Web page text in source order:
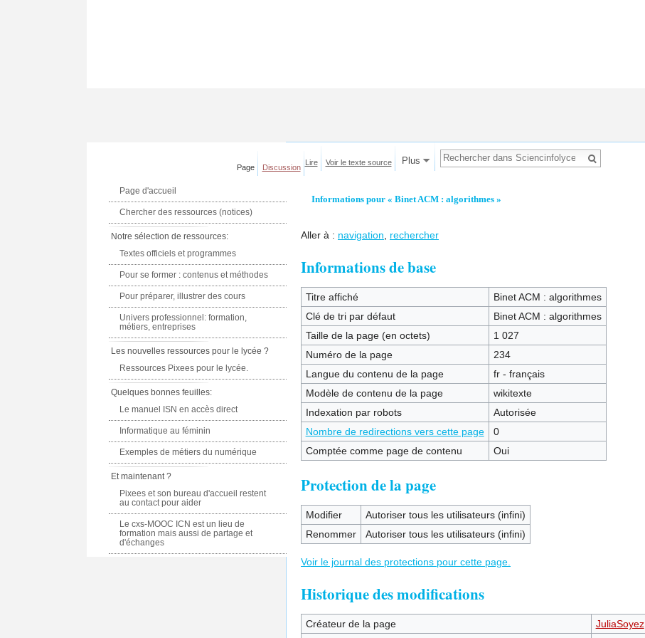
Informations pour « Binet ACM : algorithmes »
Aller à : navigation rechercher
Informations de base
Titre affiché
Binet ACM : algorithmes
Clé de tri par défaut
Binet ACM : algorithmes
Taille de la page (en octets)
1 027
Numéro de la page
234
Langue du contenu de la page
fr - français
Modèle de contenu de la page
wikitexte
Indexation par robots
Autorisée
Nombre de redirections vers cette page
0
Comptée comme page de contenu
Oui
Protection de la page
Modifier
Autoriser tous les utilisateurs (infini)
Renommer
Autoriser tous les utilisateurs (infini)
Voir le journal des protections pour cette page.
Historique des modifications
Créateur de la page JuliaSoyez
Page Discussion
Lire Voir le texte source Plus
Page d'accueil
Chercher des ressources (notices)
Notre sélection de ressources:
Textes officiels et programmes
Pour se former : contenus et méthodes
Pour préparer, illustrer des cours
Univers professionnel: formation,
métiers, entreprises
Les nouvelles ressources pour le lycée ?
Ressources Pixees pour le lycée.
Quelques bonnes feuilles:
Le manuel ISN en accès direct
Informatique au féminin
Exemples de métiers du numérique
Et maintenant ?
Pixees et son bureau d'accueil restent
au contact pour aider
Le cxs-MOOC ICN est un lieu de
formation mais aussi de partage et
d'échanges